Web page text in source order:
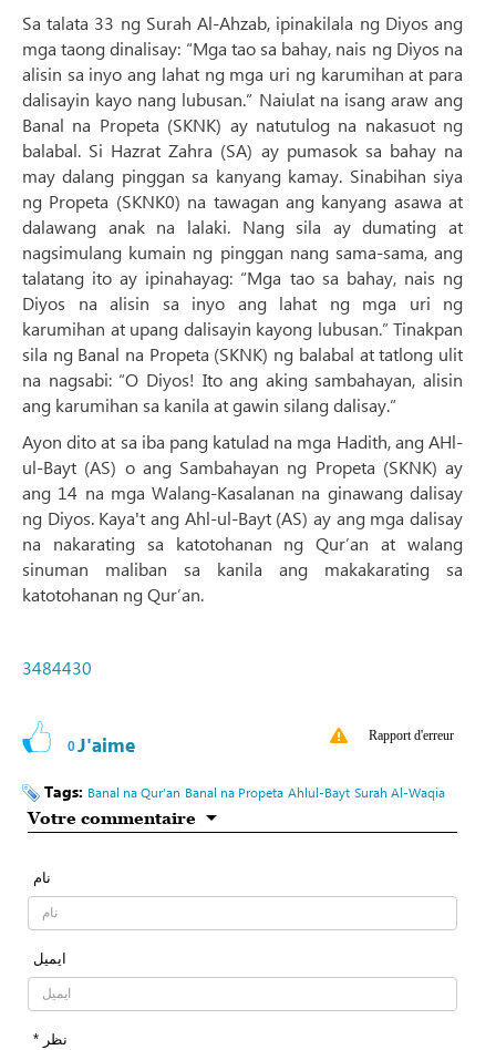
Sa talata 33 ng Surah Al-Ahzab, ipinakilala ng Diyos ang
mga taong dinalisay: “Mga tao sa bahay, nais ng Diyos na
alisin sa inyo ang lahat ng mga uri ng karumihan at para
dalisayin kayo nang lubusan.” Naiulat na isang araw ang
Banal na Propeta (SKNK) ay natutulog na nakasuot ng
balabal. Si Hazrat Zahra (SA) ay pumasok sa bahay na
may dalang pinggan sa kanyang kamay. Sinabihan siya
ng Propeta (SKNK0) na tawagan ang kanyang asawa at
dalawang anak na lalaki. Nang sila ay dumating at
nagsimulang kumain ng pinggan nang sama-sama, ang
talatang ito ay ipinahayag: “Mga tao sa bahay, nais ng
Diyos na alisin sa inyo ang lahat ng mga uri ng
karumihan at upang dalisayin kayong lubusan.” Tinakpan
sila ng Banal na Propeta (SKNK) ng balabal at tatlong ulit
na nagsabi: “O Diyos! Ito ang aking sambahayan, alisin
ang karumihan sa kanila at gawin silang dalisay.”
Ayon dito at sa iba pang katulad na mga Hadith, ang AHl-
ul-Bayt (AS) o ang Sambahayan ng Propeta (SKNK) ay
ang 14 na mga Walang-Kasalanan na ginawang dalisay
ng Diyos. Kaya't ang Ahl-ul-Bayt (AS) ay ang mga dalisay
na nakarating sa katotohanan ng Qur’an at walang
sinuman maliban sa kanila ang makakarating sa
katotohanan ng Qur’an.
3484430
0J'aime Rapport d'erreur
Tags: Banal na Qur’an Banal na Propeta Ahlul-Bayt Surah Al-Waqia
Votre commentaire
نام
ایمیل
* نظر